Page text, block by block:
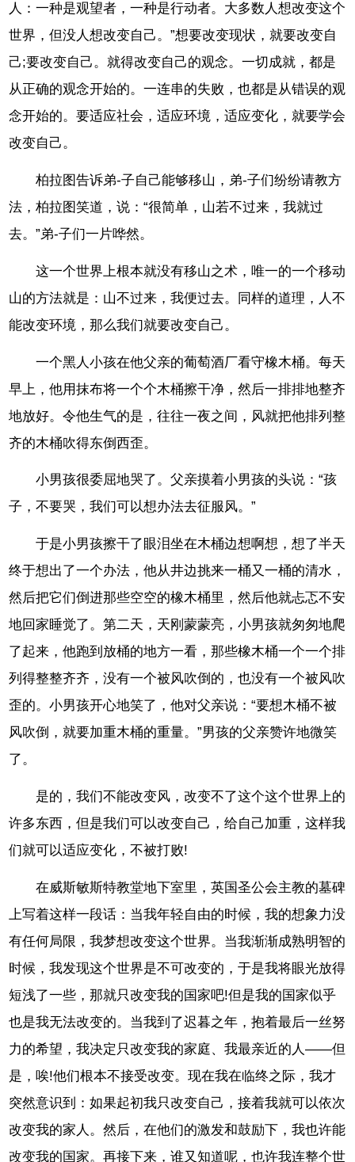
人：一种是观望者，一种是行动者。大多数人想改变这个
世界，但没人想改变自己。”想要改变现状，就要改变自
己;要改变自己。就得改变自己的观念。一切成就，都是
从正确的观念开始的。一连串的失败，也都是从错误的观
念开始的。要适应社会，适应环境，适应变化，就要学会
改变自己。
柏拉图告诉弟-子自己能够移山，弟-子们纷纷请教方
法，柏拉图笑道，说：“很简单，山若不过来，我就过
去。”弟-子们一片哗然。
这一个世界上根本就没有移山之术，唯一的一个移动
山的方法就是：山不过来，我便过去。同样的道理，人不
能改变环境，那么我们就要改变自己。
一个黑人小孩在他父亲的葡萄酒厂看守橡木桶。每天
早上，他用抹布将一个个木桶擦干净，然后一排排地整齐
地放好。令他生气的是，往往一夜之间，风就把他排列整
齐的木桶吹得东倒西歪。
小男孩很委屈地哭了。父亲摸着小男孩的头说：“孩
子，不要哭，我们可以想办法去征服风。”
于是小男孩擦干了眼泪坐在木桶边想啊想，想了半天
终于想出了一个办法，他从井边挑来一桶又一桶的清水，
然后把它们倒进那些空空的橡木桶里，然后他就忐忑不安
地回家睡觉了。第二天，天刚蒙蒙亮，小男孩就匆匆地爬
了起来，他跑到放桶的地方一看，那些橡木桶一个一个排
列得整整齐齐，没有一个被风吹倒的，也没有一个被风吹
歪的。小男孩开心地笑了，他对父亲说：“要想木桶不被
风吹倒，就要加重木桶的重量。”男孩的父亲赞许地微笑
了。
是的，我们不能改变风，改变不了这个这个世界上的
许多东西，但是我们可以改变自己，给自己加重，这样我
们就可以适应变化，不被打败!
在威斯敏斯特教堂地下室里，英国圣公会主教的墓碑
上写着这样一段话：当我年轻自由的时候，我的想象力没
有任何局限，我梦想改变这个世界。当我渐渐成熟明智的
时候，我发现这个世界是不可改变的，于是我将眼光放得
短浅了一些，那就只改变我的国家吧!但是我的国家似乎
也是我无法改变的。当我到了迟暮之年，抱着最后一丝努
力的希望，我决定只改变我的家庭、我最亲近的人——但
是，唉!他们根本不接受改变。现在我在临终之际，我才
突然意识到：如果起初我只改变自己，接着我就可以依次
改变我的家人。然后，在他们的激发和鼓励下，我也许能
改变我的国家。再接下来，谁又知道呢，也许我连整个世